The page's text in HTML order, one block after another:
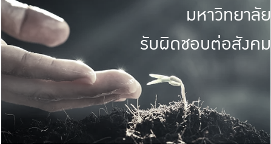
มหาวิทยาลัย
รับผิดชอบต่อสังคม